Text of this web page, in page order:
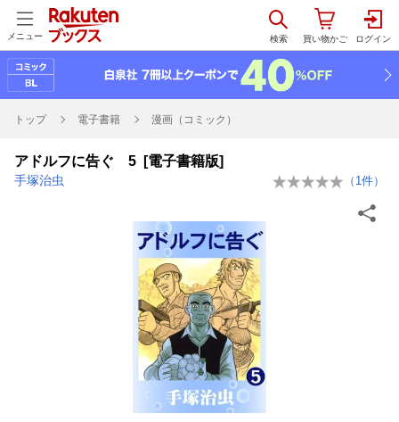
メニュー
トップ 電子書籍 漫画（コミック）
アドルフに告ぐ 5 [電子書籍版]
手塚治虫 （ 1 件）